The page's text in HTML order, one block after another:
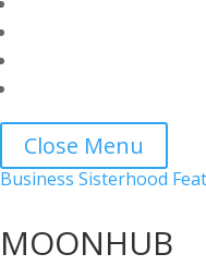
Close Menu
Business Sisterhood
MOONHUB